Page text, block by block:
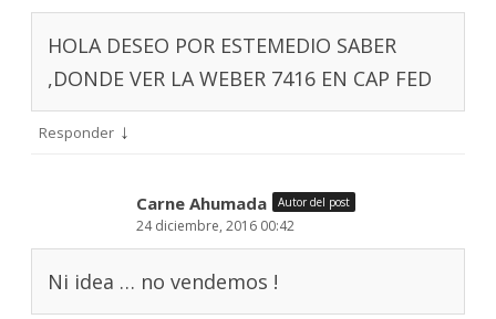
HOLA DESEO POR ESTEMEDIO SABER
,DONDE VER LA WEBER 7416 EN CAP FED
Responder ↓
Carne Ahumada Autor del post
24 diciembre, 2016 00:42
Ni idea … no vendemos !